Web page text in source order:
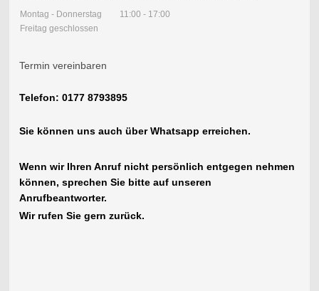
Montag - Donnerstag 11:00 - 17:00
Freitag geschlossen
Termin vereinbaren
Telefon: 0177 8793895
Sie können uns auch über Whatsapp erreichen.
Wenn wir Ihren Anruf nicht persönlich entgegen nehmen
können, sprechen Sie bitte auf unseren
Anrufbeantworter.
Wir rufen Sie gern zurück.